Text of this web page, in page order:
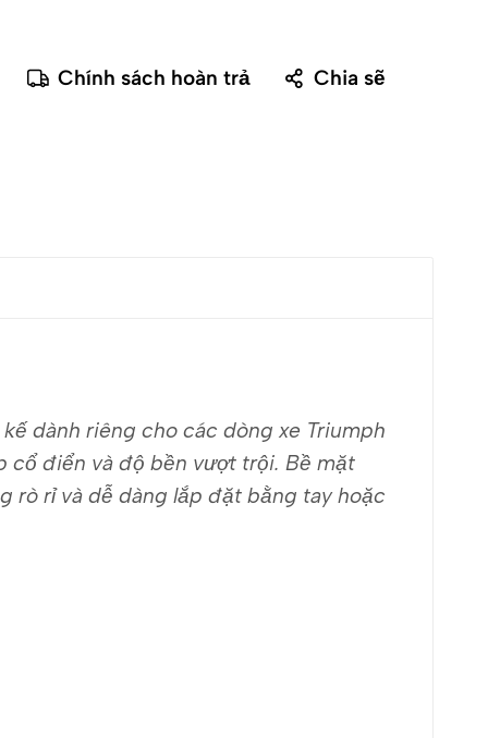
Chính sách hoàn trả Chia sẽ
dành riêng cho các dòng xe Triumph
cổ điển và độ bền vượt trội. Bề mặt
rò rỉ và dễ dàng lắp đặt bằng tay hoặc